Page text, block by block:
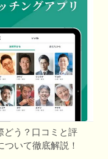
どう？口コミと評
いて徹底解説！